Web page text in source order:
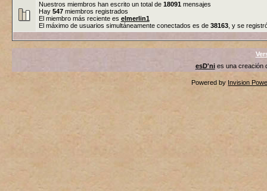
Nuestros miembros han escrito un total de 18091mensajes
Hay 547miembros registrados
El miembro más reciente es elmerlin1
El máximo de usuarios simultáneamente conectados es de 38163, y se
esD'nies una creación
Powered by Invision